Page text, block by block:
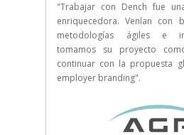
"Trabajar con Dench fue
enriquecedora. Venían con
metodologías ágiles e
tomamos su proyecto
continuar con la propuesta
employer branding".